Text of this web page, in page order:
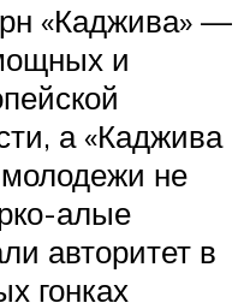
«Каджива» —
и
а «Каджива
не
алые
авторитет в
гонках